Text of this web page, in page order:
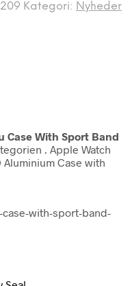
Kategori: Nyheder
Case With Sport Band
. Apple Watch
Aluminium Case with
with-sport-band-